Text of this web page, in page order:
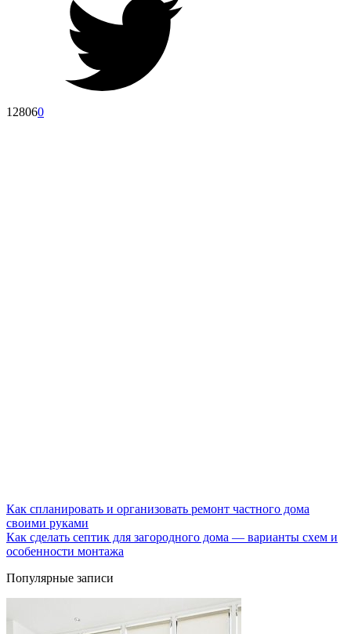
128060
Как спланировать и организовать ремонт частного дома
своими руками
Как сделать септик для загородного дома — варианты схем и
особенности монтажа
Популярные записи